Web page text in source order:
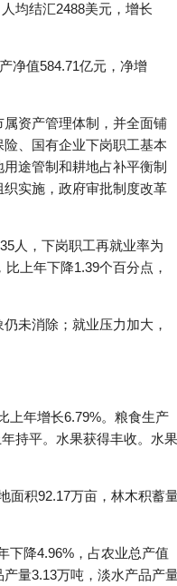
均结汇2488美元，增长
净值584.71亿元，净增
资产管理体制，并全面铺
、国有企业下岗职工基本
途管制和耕地占补平衡制
实施，政府审批制度改革
人，下岗职工再就业率为
上年下降1.39个百分点，
未消除；就业压力加大，
上年增长6.79%。粮食生产
持平。水果获得丰收。水果
面积92.17万亩，林木积蓄
下降4.96%，占农业总产值
量3.13万吨，淡水产品产